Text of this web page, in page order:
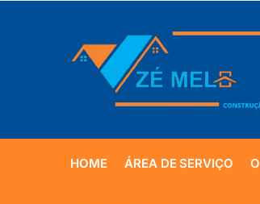
HOME ÁREA DE SERVIÇO